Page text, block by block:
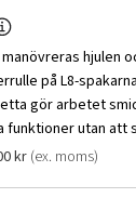
hjulen
på L8-
gör arbetet
funktioner utan att
kr (ex. moms)